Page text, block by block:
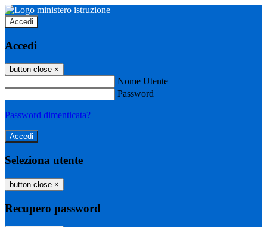
Accedi
Accedi
button close ×
Nome Utente
Password
Password dimenticata?
Seleziona utente
button close ×
Recupero password